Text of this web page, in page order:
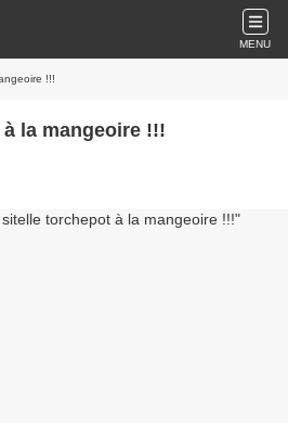
MENU
!!!
la mangeoire !!!